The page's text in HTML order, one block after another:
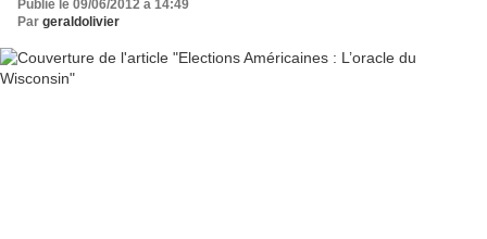
Publié le 09/06/2012 à 14:49
Par geraldolivier